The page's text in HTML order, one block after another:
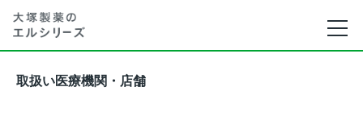
取扱い医療機関・店舗